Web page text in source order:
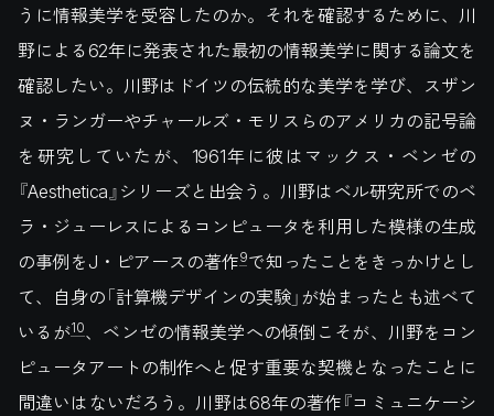
うに情報美学を受容したのか。それを確認するために、川
野による62年に発表された最初の情報美学に関する論文を
確認したい。川野はドイツの伝統的な美学を学び、スザン
ヌ・ランガーやチャールズ・モリスらのアメリカの記号論
を研究していたが、1961年に彼はマックス・ベンゼの
『Aesthetica』シリーズと出会う。川野はベル研究所でのベ
ラ・ジューレスによるコンピュータを利用した模様の生成
の事例をJ・ピアースの著作9で知ったことをきっかけとし
て、自身の「計算機デザインの実験」が始まったとも述べて
いるが10、ベンゼの情報美学への傾倒こそが、川野をコン
ピュータアートの制作へと促す重要な契機となったことに
間違いはないだろう。川野は68年の著作『コミュニケーシ